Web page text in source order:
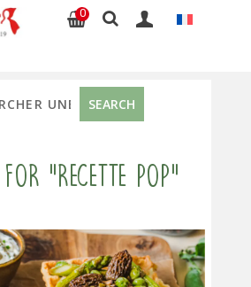
0
for "recette pop"